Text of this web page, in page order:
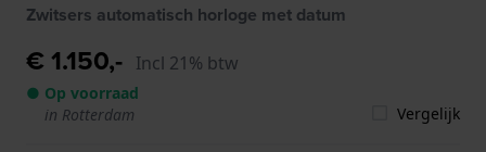
Zwitsers automatisch horloge met datum
€ 1.150,- Incl 21% btw
● Op voorraad
in Rotterdam
Vergelijk